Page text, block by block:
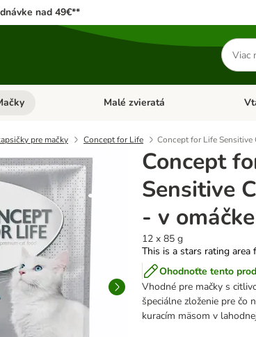
nad 49€**
Hľadať
menu: Psy Otvoriť menu: Mačky
Malé zvieratá
pre mačky Concept for Life Concept for Life Sensitive
Concept
Sensitive
- v omáčke
12 x 85 g
This is a stars rating area
Ohodnoťte tento
Vhodné pre mačky s
špeciálne zloženie pre čo
kuracím mäsom v